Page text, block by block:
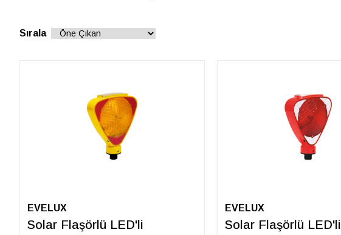
Sırala
EVELUX
Solar Flaşörlü LED'li
EVELUX
Solar Flaşörlü LED'li